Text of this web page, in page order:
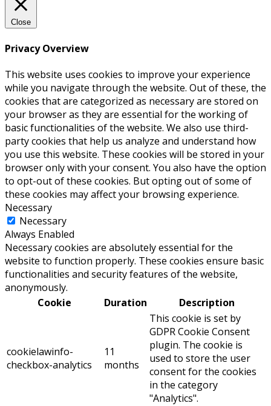
Close
Privacy Overview
This website uses cookies to improve your experience
while you navigate through the website. Out of these, the
cookies that are categorized as necessary are stored on
your browser as they are essential for the working of
basic functionalities of the website. We also use third-
party cookies that help us analyze and understand how
you use this website. These cookies will be stored in your
browser only with your consent. You also have the option
to opt-out of these cookies. But opting out of some of
these cookies may affect your browsing experience.
Necessary
Necessary
Always Enabled
Necessary cookies are absolutely essential for the
website to function properly. These cookies ensure basic
functionalities and security features of the website,
anonymously.
Cookie
Duration Description
cookielawinfo-
checkbox-analytics
11
months
This cookie is set by
GDPR Cookie Consent
plugin. The cookie is
used to store the user
consent for the cookies
in the category
"Analytics".